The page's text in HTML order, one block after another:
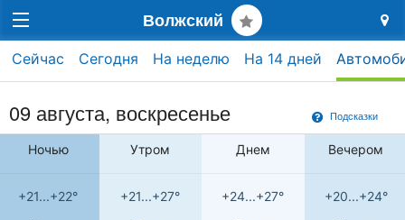
Волжский
Сейчас Сегодня На неделю На 14 дней
Подсказки
09 августа, воскресенье
Ночью Утром Днем Вечером
+21...+22° +21...+27° +24...+27° +20...+24°